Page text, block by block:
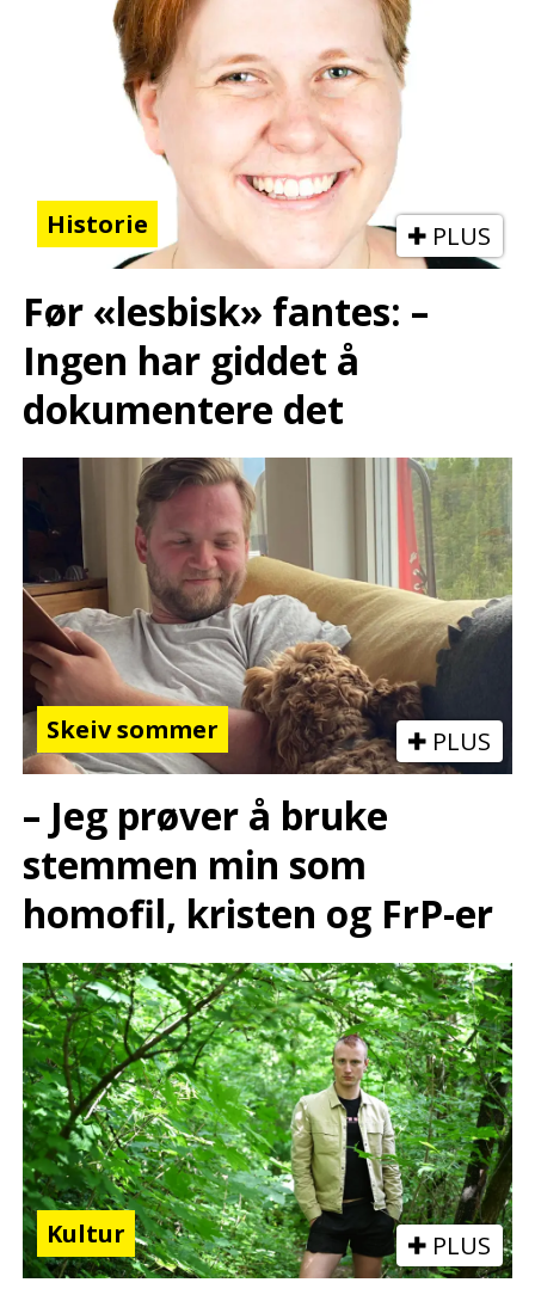
Historie PLUS
Før «lesbisk» fantes: –
Ingen har giddet å
dokumentere det
Skeiv sommer PLUS
– Jeg prøver å bruke
stemmen min som
homofil, kristen og FrP-er
Kultur PLUS